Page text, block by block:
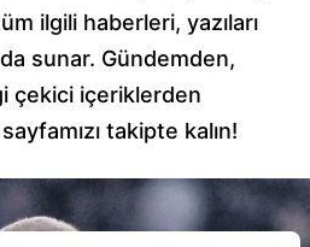
ilgili haberleri, yazıları
sunar. Gündemden,
çekici içeriklerden
takipte kalın!